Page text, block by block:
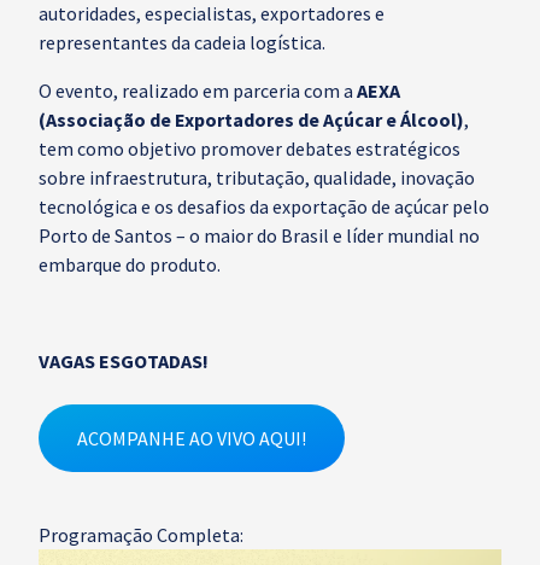
autoridades, especialistas, exportadores e
representantes da cadeia logística.
O evento, realizado em parceria com a AEXA
(Associação de Exportadores de Açúcar e Álcool),
tem como objetivo promover debates estratégicos
sobre infraestrutura, tributação, qualidade, inovação
tecnológica e os desafios da exportação de açúcar pelo
Porto de Santos – o maior do Brasil e líder mundial no
embarque do produto.
VAGAS ESGOTADAS!
ACOMPANHE AO VIVO AQUI!
Programação Completa: